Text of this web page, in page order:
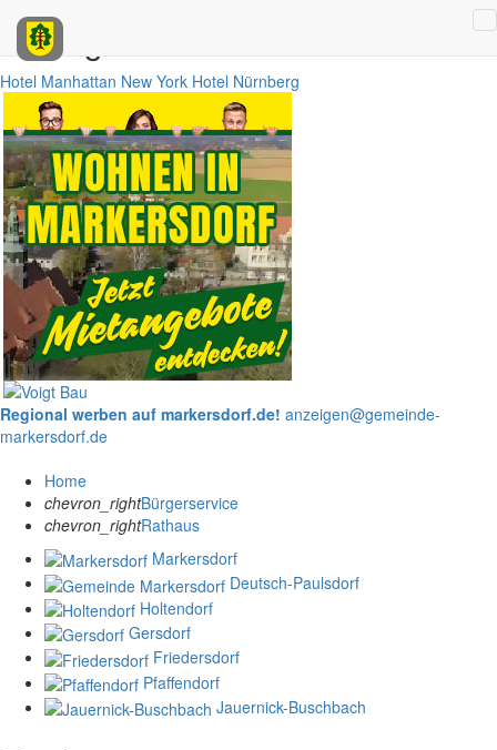
Anzeigen
Hotel Manhattan New York Hotel Nürnberg
Regional werben auf markersdorf.de! anzeigen@gemeinde-
markersdorf.de
Home
chevron_rightBürgerservice
chevron_rightRathaus
Markersdorf
Deutsch-Paulsdorf
Holtendorf
Gersdorf
Friedersdorf
Pfaffendorf
Jauernick-Buschbach